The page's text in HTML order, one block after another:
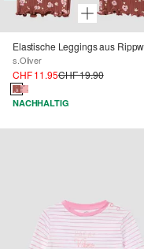
s.Oliver
CHF 11.95CHF 19.90
NACHHALTIG